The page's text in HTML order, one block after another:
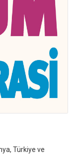
Türkiye ve